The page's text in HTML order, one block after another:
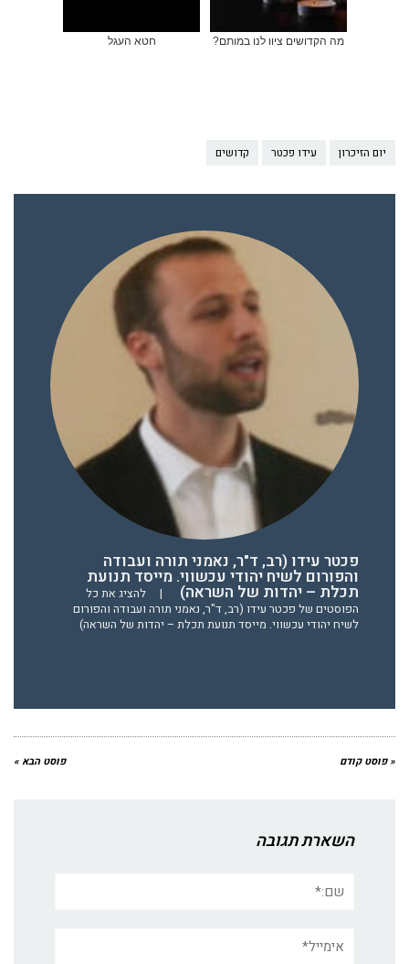
מה הקדושים ציוו לנו במותם? חטא העגל
יום הזיכרון עידו פכטר קדושים
פכטר עידו (רב, ד"ר, נאמני תורה ועבודה
והפורום לשיח יהודי עכשווי. מייסד תנועת
תכלת – יהדות של השראה) |
להציג את כל
הפוסטים של פכטר עידו (רב, ד"ר, נאמני תורה ועבודה והפורום
לשיח יהודי עכשווי. מייסד תנועת תכלת – יהדות של השראה)
« פוסט קודם פוסט הבא »
השארת תגובה